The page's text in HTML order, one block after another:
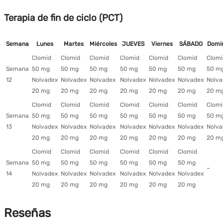
Terapia de fin de ciclo (PCT)
Semana Lunes Martes Miércoles JUEVES Viernes SÁBADO
Semana
12
Clomid
50 mg
Nolvadex
20 mg
Clomid
50 mg
Nolvadex
20 mg
Clomid
50 mg
Nolvadex
20 mg
Clomid
50 mg
Nolvadex
20 mg
Clomid
50 mg
Nolvadex
20 mg
Clomid
50 mg
Nolvadex
20 mg
50
20
Semana
13
Clomid
50 mg
Nolvadex
20 mg
Clomid
50 mg
Nolvadex
20 mg
Clomid
50 mg
Nolvadex
20 mg
Clomid
50 mg
Nolvadex
20 mg
Clomid
50 mg
Nolvadex
20 mg
Clomid
50 mg
Nolvadex
20 mg
50
20
Semana
14
Clomid
50 mg
Nolvadex
20 mg
Clomid
50 mg
Nolvadex
20 mg
Clomid
50 mg
Nolvadex
20 mg
Clomid
50 mg
Nolvadex
20 mg
Clomid
50 mg
Nolvadex
20 mg
Clomid
50 mg
Nolvadex
20 mg
–
Reseñas